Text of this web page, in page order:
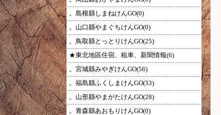
。島根縣しまねけんGO(0)
。山口縣やまぐちけんGO(0)
。鳥取縣とっとりけんGO(25)
★東北地區住宿、租車、新聞情報(6)
。宮城縣みやぎけんGO(56)
。福島縣ふくしまけんGO(33)
。山形縣やまがたけんGO(28)
。青森縣あおもりけんGO(0)